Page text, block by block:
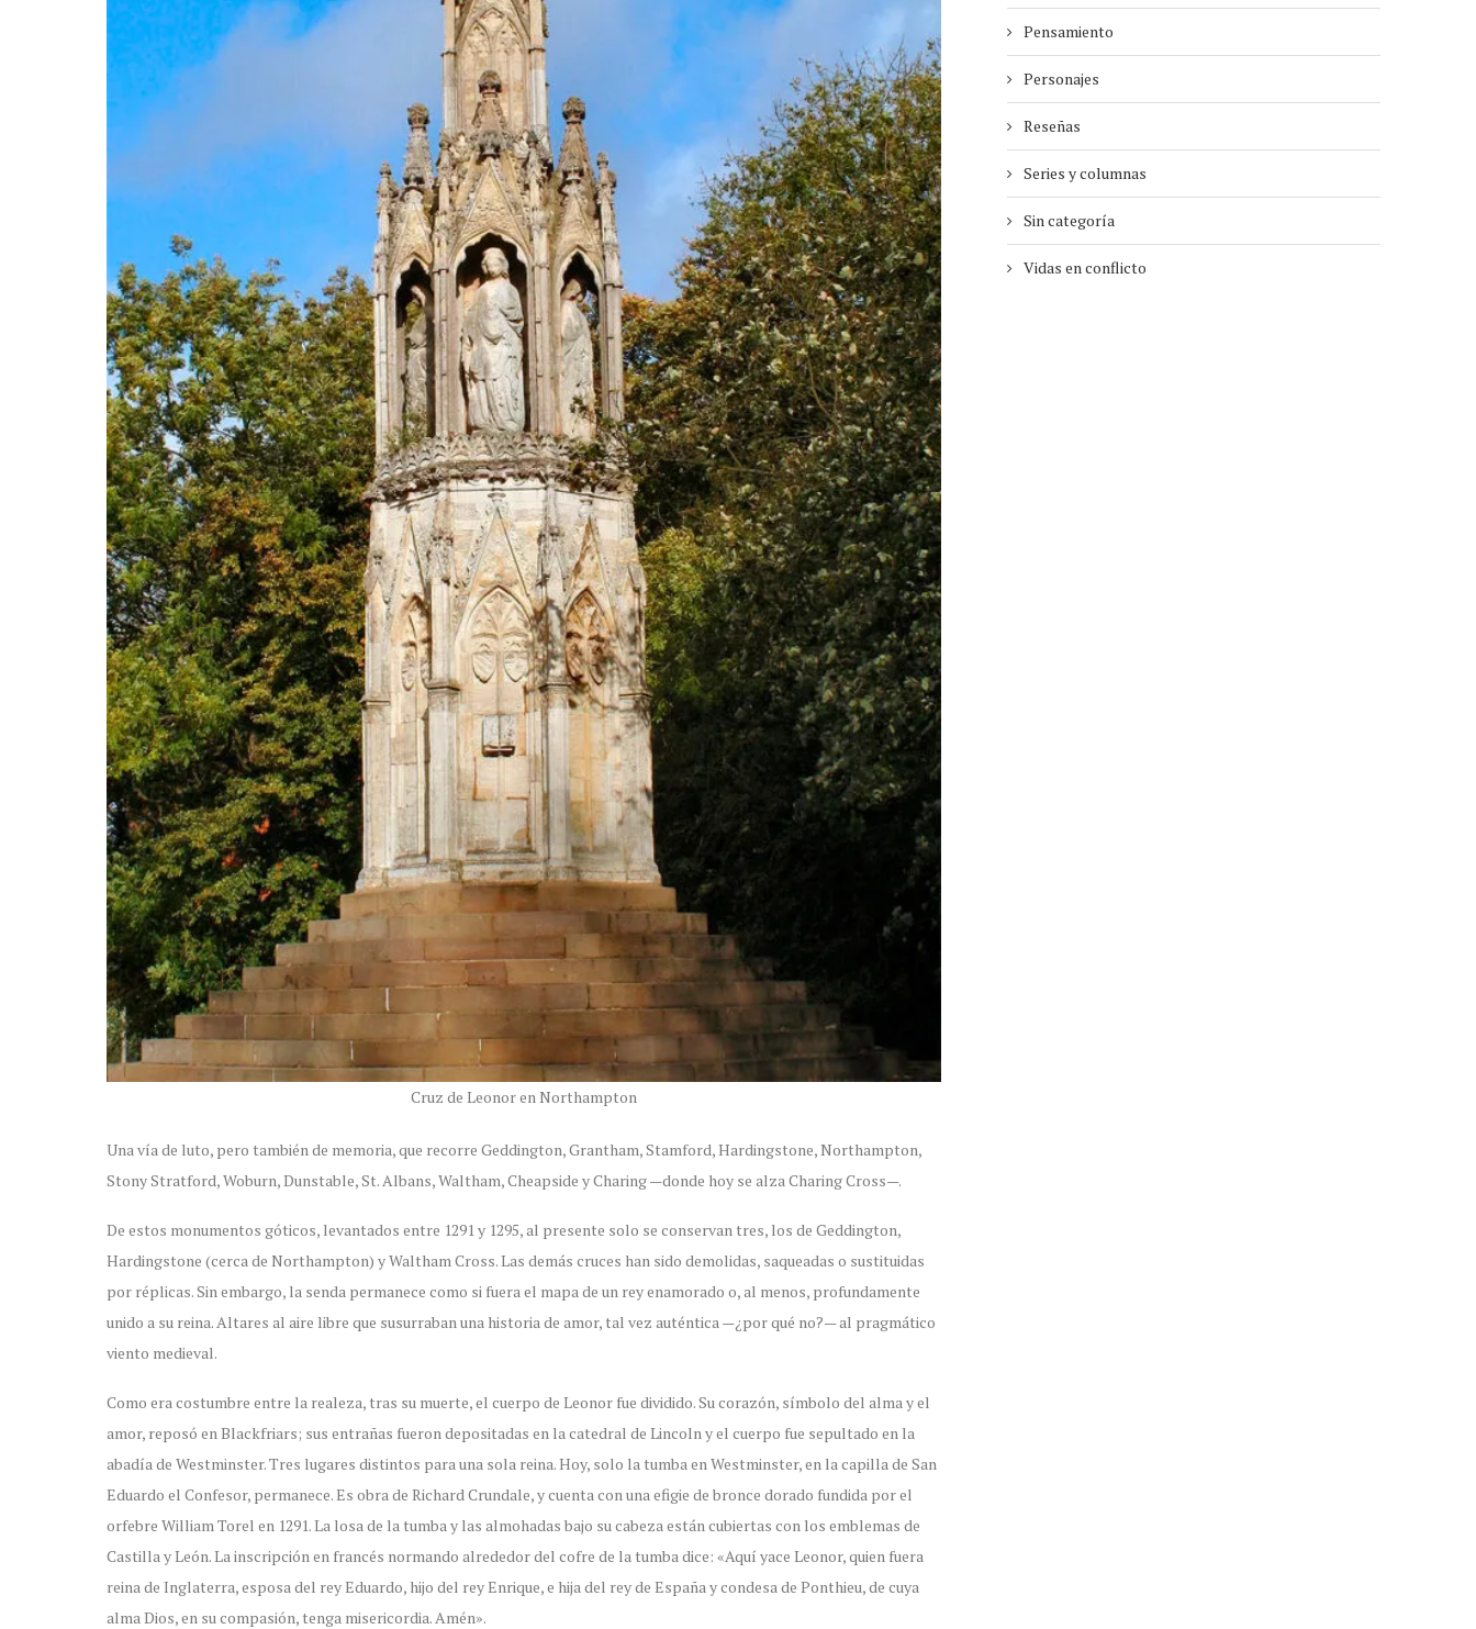
Cruz de Leonor en Northampton
Una vía de luto, pero también de memoria, que recorre Geddington, Grantham, Stamford, Hardingstone, Northampton,
Stony Stratford, Woburn, Dunstable, St. Albans, Waltham, Cheapside y Charing —donde hoy se alza Charing Cross—.
De estos monumentos góticos, levantados entre 1291 y 1295, al presente solo se conservan tres, los de Geddington,
Hardingstone (cerca de Northampton) y Waltham Cross. Las demás cruces han sido demolidas, saqueadas o sustituidas
por réplicas. Sin embargo, la senda permanece como si fuera el mapa de un rey enamorado o, al menos, profundamente
unido a su reina. Altares al aire libre que susurraban una historia de amor, tal vez auténtica —¿por qué no?— al pragmático
viento medieval.
Como era costumbre entre la realeza, tras su muerte, el cuerpo de Leonor fue dividido. Su corazón, símbolo del alma y el
amor, reposó en Blackfriars; sus entrañas fueron depositadas en la catedral de Lincoln y el cuerpo fue sepultado en la
abadía de Westminster. Tres lugares distintos para una sola reina. Hoy, solo la tumba en Westminster, en la capilla de San
Eduardo el Confesor, permanece. Es obra de Richard Crundale, y cuenta con una efigie de bronce dorado fundida por el
orfebre William Torel en 1291. La losa de la tumba y las almohadas bajo su cabeza están cubiertas con los emblemas de
Castilla y León. La inscripción en francés normando alrededor del cofre de la tumba dice: «Aquí yace Leonor, quien fuera
reina de Inglaterra, esposa del rey Eduardo, hijo del rey Enrique, e hija del rey de España y condesa de Ponthieu, de cuya
alma Dios, en su compasión, tenga misericordia. Amén».
Pensamiento
Personajes
Reseñas
Series y columnas
Sin categoría
Vidas en conflicto